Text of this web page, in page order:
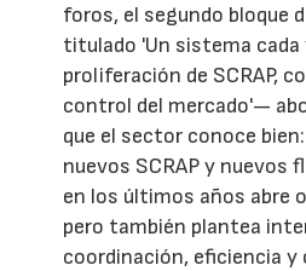
foros, el segundo bloque
titulado 'Un sistema cada
proliferación de SCRAP,
control del mercado'—
que el sector conoce
nuevos SCRAP y nuevos
en los últimos años abre
pero también plantea
coordinación, eficiencia y